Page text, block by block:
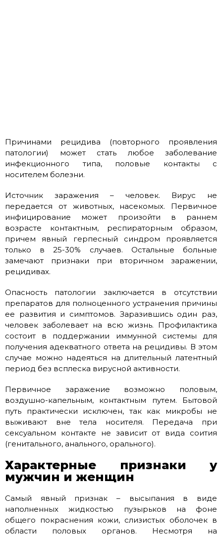
Причинами рецидива (повторного проявления
патологии) может стать любое заболевание
инфекционного типа, половые контакты с
носителем болезни.
Источник заражения – человек. Вирус не
передается от животных, насекомых. Первичное
инфицирование может произойти в раннем
возрасте контактным, респираторным образом,
причем явный герпесный синдром проявляется
только в 25-30% случаев. Остальные больные
замечают признаки при вторичном заражении,
рецидивах.
Опасность патологии заключается в отсутствии
препаратов для полноценного устранения причины
ее развития и симптомов. Заразившись один раз,
человек заболевает на всю жизнь. Профилактика
состоит в поддержании иммунной системы для
получения адекватного ответа на рецидивы. В этом
случае можно надеяться на длительный латентный
период без всплеска вирусной активности.
Первичное заражение возможно половым,
воздушно-капельным, контактным путем. Бытовой
путь практически исключен, так как микробы не
выживают вне тела носителя. Передача при
сексуальном контакте не зависит от вида соития
(генитального, анального, орального).
Характерные признаки у
мужчин и женщин
Самый явный признак – высыпания в виде
наполненных жидкостью пузырьков на фоне
общего покраснения кожи, слизистых оболочек в
области половых органов. Несмотря на